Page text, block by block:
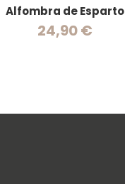
Alfombra de Esparto
24,90 €